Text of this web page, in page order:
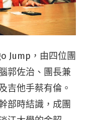
Jump，由四位團
郭佐治、團長兼
吉他手蔡有倫。
部時結識，成團